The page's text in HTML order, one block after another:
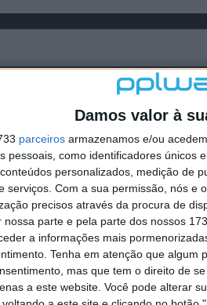
Damos valor à
parceiros armazenamos e/ou
pessoais, como identificadores únicos
personalizados, medição de
serviços. Com a sua permissão, nós e
precisos através da procura de
nossa parte e pela parte dos nossos
a informações mais
Tenha em atenção que algum
mas que tem o direito de
a este website. Você pode alterar